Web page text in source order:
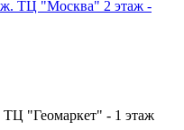
ТЦ "Москва" 2 этаж -
"Геомаркет" - 1 этаж